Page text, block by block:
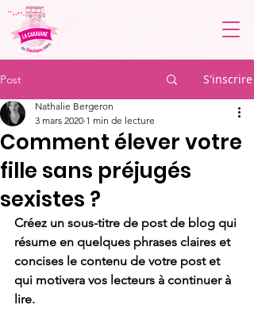
Post S'inscrire
Comment élever votre
fille sans préjugés
sexistes ?
Nathalie Bergeron
3 mars 2020 1 min de lecture
Créez un sous-titre de post de blog qui
résume en quelques phrases claires et
concises le contenu de votre post et
qui motivera vos lecteurs à continuer à
lire.